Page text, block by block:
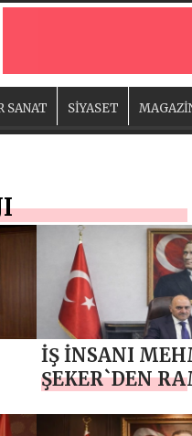
SANAT SİYASET
İŞ İNSANI
ŞEKER`DEN